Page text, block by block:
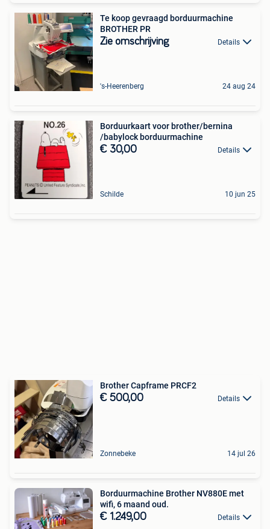
Te koop gevraagd borduurmachine
BROTHER PR
Zie omschrijving Details
's-Heerenberg 24 aug 24
Borduurkaart voor brother/bernina
/babylock borduurmachine
€ 30,00 Details
Schilde 10 jun 25
Brother Capframe PRCF2
€ 500,00 Details
Zonnebeke 14 jul 26
Borduurmachine Brother NV880E met
wifi, 6 maand oud.
€ 1.249,00 Details